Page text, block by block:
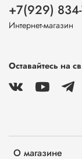
О магазине
+7(929)
Интернет-магазин
Оставайтесь на